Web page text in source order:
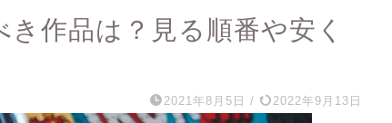
作品は？見る順番や安く
2021年8月5日 / 2022年9月13日